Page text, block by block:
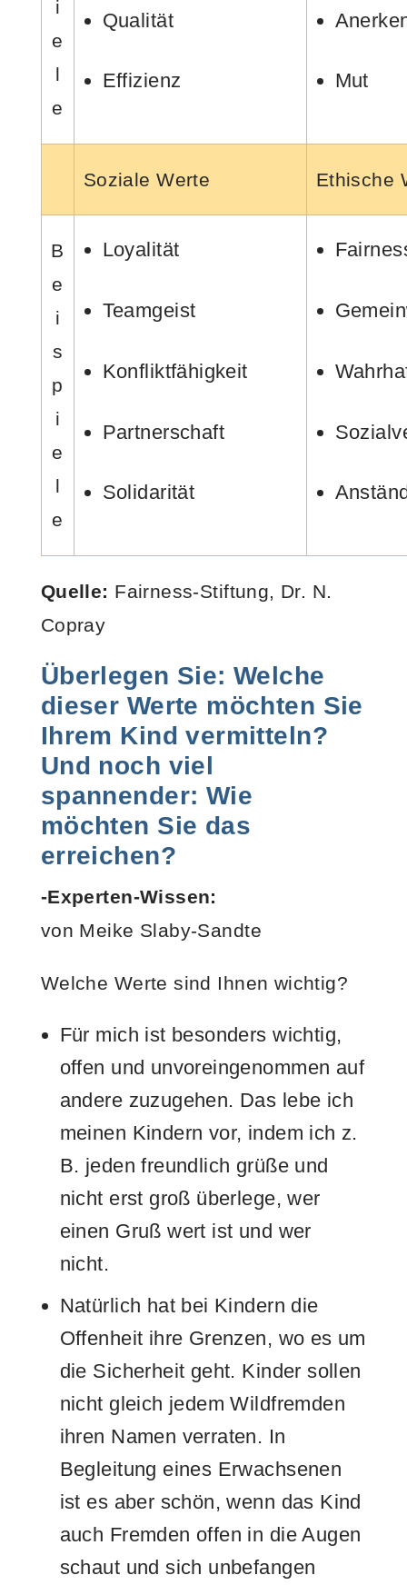
i
e
l
e
Qualität
Effizienz Mut
Soziale Werte Ethische
B
e
i
s
p
i
e
l
e
Loyalität
Teamgeist
Konfliktfähigkeit
Partnerschaft
Solidarität
Quelle: Fairness-Stiftung, Dr. N.
Copray
Überlegen Sie: Welche
dieser Werte möchten Sie
Ihrem Kind vermitteln?
Und noch viel
spannender: Wie
möchten Sie das
erreichen?
-Experten-Wissen:
von Meike Slaby-Sandte
Welche Werte sind Ihnen wichtig?
Für mich ist besonders wichtig,
offen und unvoreingenommen auf
andere zuzugehen. Das lebe ich
meinen Kindern vor, indem ich z.
B. jeden freundlich grüße und
nicht erst groß überlege, wer
einen Gruß wert ist und wer
nicht.
Natürlich hat bei Kindern die
Offenheit ihre Grenzen, wo es um
die Sicherheit geht. Kinder sollen
nicht gleich jedem Wildfremden
ihren Namen verraten. In
Begleitung eines Erwachsenen
ist es aber schön, wenn das Kind
auch Fremden offen in die Augen
schaut und sich unbefangen